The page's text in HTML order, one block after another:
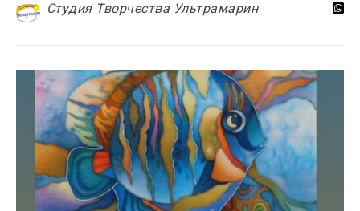
Студия Творчества Ультрамарин